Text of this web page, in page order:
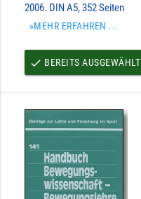
2006. DIN A5, 352 Seiten
»MEHR ERFAHREN ...
done BEREITS AUSGEWÄHLT